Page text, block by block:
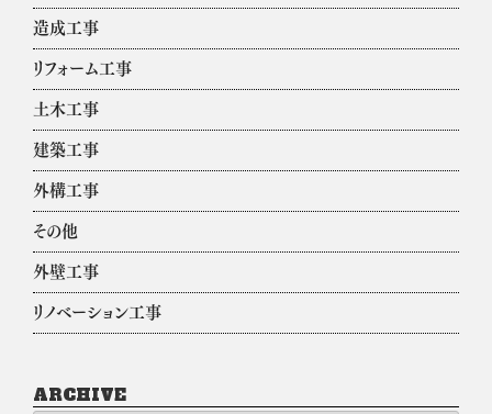
造成工事
リフォーム工事
土木工事
建築工事
外構工事
その他
外壁工事
リノベーション工事
ARCHIVE